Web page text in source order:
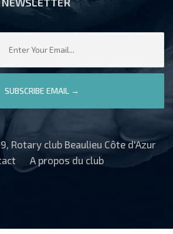
Rotary club Beaulieu Côte d'Azur
A propos du club